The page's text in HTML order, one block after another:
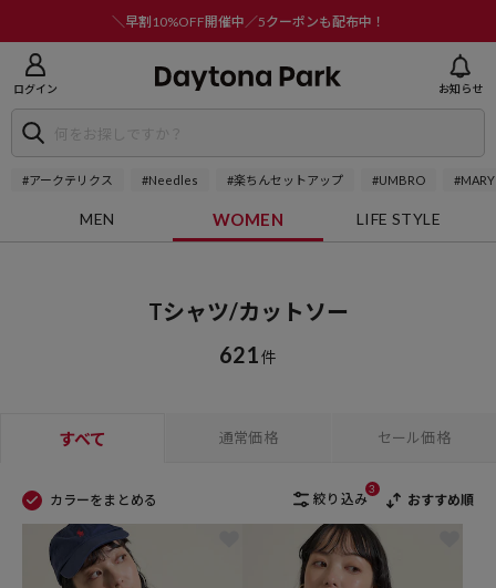
＼早割10%OFF開催中／5クーポンも配布中！
ログイン お知らせ
#アークテリクス #Needles #楽ちんセットアップ #UMBRO
MEN WOMEN LIFE STYLE
Tシャツ/カットソー
621件
すべて 通常価格 セール価格
カラーをまとめる 絞り込み
3
おすすめ順